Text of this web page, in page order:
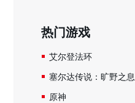
热门游戏
艾尔登法环
塞尔达传说：旷野之息
原神